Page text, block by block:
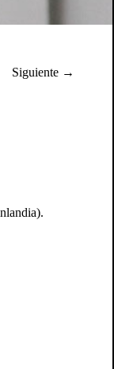
Siguiente →